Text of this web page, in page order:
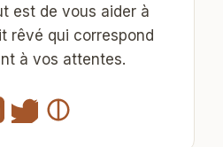
est de vous aider à
rêvé qui correspond
à vos attentes.